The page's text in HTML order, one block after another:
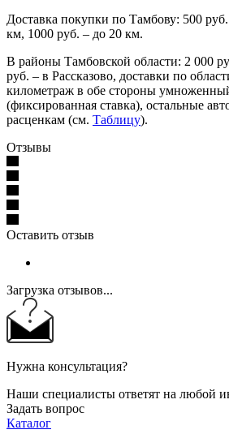
Доставка покупки по Тамбову: 500
км, 1000 руб. – до 20 км.
В районы Тамбовской области: 2 000
руб. – в Рассказово, доставки по
километраж в обе стороны
(фиксированная ставка), остальные
расценкам (см. Таблицу).
Отзывы
Оставить отзыв
Загрузка отзывов...
Нужна консультация?
Наши специалисты ответят на любой
Задать вопрос
Каталог